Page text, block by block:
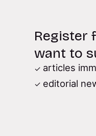
Register
want to
articles
editorial